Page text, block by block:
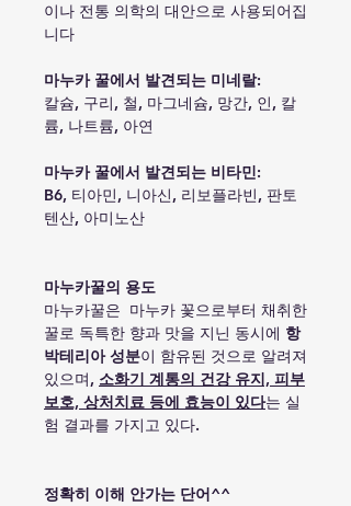
이나 전통 의학의 대안으로 사용되어집
니다
마누카 꿀에서 발견되는 미네랄:
칼슘, 구리, 철, 마그네슘, 망간, 인, 칼
륨, 나트륨, 아연
마누카 꿀에서 발견되는 비타민:
B6, 티아민, 니아신, 리보플라빈, 판토
텐산, 아미노산
마누카꿀의 용도
마누카꿀은 마누카 꽃으로부터 채취한
꿀로 독특한 향과 맛을 지닌 동시에 항
박테리아 성분이 함유된 것으로 알려져
있으며, 소화기 계통의 건강 유지, 피부
보호, 상처치료 등에 효능이 있다는 실
험 결과를 가지고 있다.
정확히 이해 안가는 단어^^